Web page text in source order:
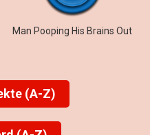
Man Pooping His Brains Out
(A-Z)